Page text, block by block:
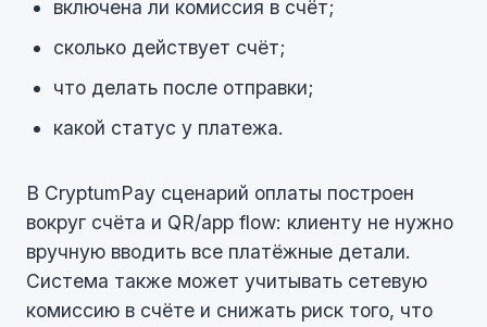
включена ли комиссия в счёт;
сколько действует счёт;
что делать после отправки;
какой статус у платежа.
В CryptumPay сценарий оплаты построен
вокруг счёта и QR/app flow: клиенту не нужно
вручную вводить все платёжные детали.
Система также может учитывать сетевую
комиссию в счёте и снижать риск того, что